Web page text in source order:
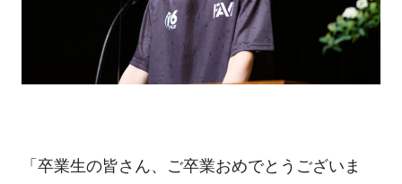
「卒業生の皆さん、ご卒業おめでとうございま